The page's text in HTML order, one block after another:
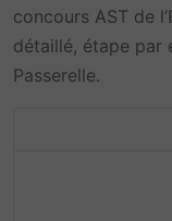
concours AST de
détaillé, étape par
Passerelle.